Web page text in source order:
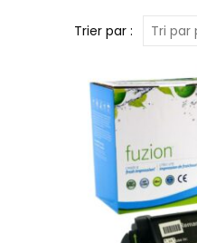
Trier par :